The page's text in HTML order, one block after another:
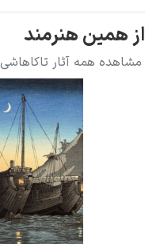
همین هنرمند
همه آثار تاکاهاشی شوته